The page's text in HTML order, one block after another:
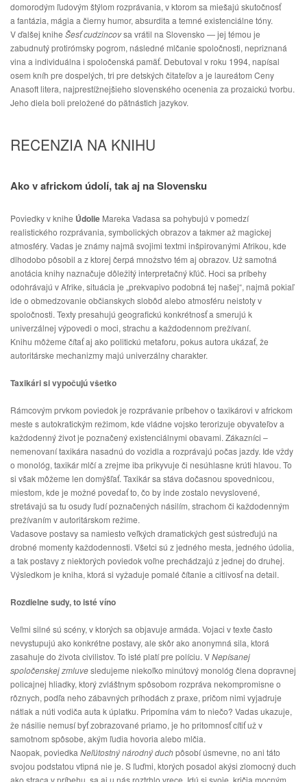
domorodým ľudovým štýlom rozprávania, v ktorom sa miešajú skutočnosť
a fantázia, mágia a čierny humor, absurdita a temné existenciálne tóny.
V ďalšej knihe Šesť cudzincovsa vrátil na Slovensko — jej témou je
zabudnutý protirómsky pogrom, následné mlčanie spoločnosti, nepriznaná
vina a individuálna i spoločenská pamäť. Debutoval v roku 1994, napísal
osem kníh pre dospelých, tri pre detských čitateľov a je laureátom Ceny
Anasoft litera, najprestížnejšieho slovenského ocenenia za prozaickú tvorbu.
Jeho diela boli preložené do pätnástich jazykov.
RECENZIA NA KNIHU
Ako v africkom údolí, tak aj na Slovensku
Poviedky v knihe Údolie Mareka Vadasa sa pohybujú v pomedzí
realistického rozprávania, symbolických obrazov a takmer až magickej
atmosféry. Vadas je známy najmä svojimi textmi inšpirovanými Afrikou, kde
dlhodobo pôsobil a z ktorej čerpá množstvo tém aj obrazov. Už samotná
anotácia knihy naznačuje dôležitý interpretačný kľúč. Hoci sa príbehy
odohrávajú v Afrike, situácia je „prekvapivo podobná tej našej“, najmä pokiaľ
ide o obmedzovanie občianskych slobôd alebo atmosféru neistoty v
spoločnosti. Texty presahujú geografickú konkrétnosť a smerujú k
univerzálnej výpovedi o moci, strachu a každodennom prežívaní.
Knihu môžeme čítať aj ako politickú metaforu, pokus autora ukázať, že
autoritárske mechanizmy majú univerzálny charakter.
Taxikári si vypočujú všetko
Rámcovým prvkom poviedok je rozprávanie príbehov o taxikárovi v africkom
meste s autokratickým režimom, kde vládne vojsko terorizuje obyvateľov a
každodenný život je poznačený existenciálnymi obavami. Zákazníci –
nemenovaní taxikára nasadnú do vozidla a rozprávajú počas jazdy. Ide vždy
o monológ, taxikár mlčí a zrejme iba prikyvuje či nesúhlasne krúti hlavou. To
si však môžeme len domýšľať. Taxikár sa stáva dočasnou spovednicou,
miestom, kde je možné povedať to, čo by inde zostalo nevyslovené,
stretávajú sa tu osudy ľudí poznačených násilím, strachom či každodenným
prežívaním v autoritárskom režime.
Vadasove postavy sa namiesto veľkých dramatických gest sústreďujú na
drobné momenty každodennosti. Všetci sú z jedného mesta, jedného údolia,
a tak postavy z niektorých poviedok voľne prechádzajú z jednej do druhej.
Výsledkom je kniha, ktorá si vyžaduje pomalé čítanie a citlivosť na detail.
Rozdielne sudy, to isté víno
Veľmi silné sú scény, v ktorých sa objavuje armáda. Vojaci v texte často
nevystupujú ako konkrétne postavy, ale skôr ako anonymná sila, ktorá
zasahuje do života civilistov. To isté platí pre políciu. V Nepísanej
spoločenskej zmluve sledujeme niekoľko minútový monológ člena dopravnej
policajnej hliadky, ktorý zvláštnym spôsobom rozpráva nekompromisne o
rôznych, podľa neho zábavných príhodách z praxe, pričom nimi vyjadruje
nátlak a núti vodiča auta k úplatku. Pripomína vám to niečo? Vadas ukazuje,
že násilie nemusí byť zobrazované priamo, je ho pritomnosť cítiť už v
samotnom spôsobe, akým ľudia hovoria alebo mlčia.
Naopak, poviedka Neľútostný národný duch pôsobí úsmevne, no ani táto
svojou podstatou vtipná nie je. S ľuďmi, ktorých posadol akýsi zlomocný duch
ako straca v príbehu, sa aj u nás roztrhlo vrece. Idú si svoje, kričia mocným